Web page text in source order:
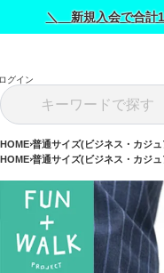
＼ 新規入会で合計
グイン
HOME 普通サイズ(ビジネス・カジュ
HOME 普通サイズ(ビジネス・カジュ